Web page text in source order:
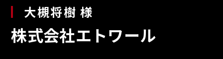
大槻将樹 様
株式会社エトワール